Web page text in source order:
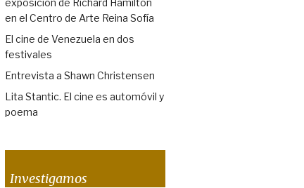
exposición de Richard Hamilton
en el Centro de Arte Reina Sofía
El cine de Venezuela en dos
festivales
Entrevista a Shawn Christensen
Lita Stantic. El cine es automóvil y
poema
Investigamos